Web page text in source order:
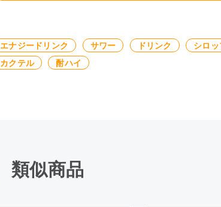
エナジードリンク サワー ドリンク
シロッ
カクテル
酎ハイ
類似商品